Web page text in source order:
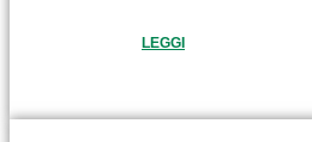
LEGGI